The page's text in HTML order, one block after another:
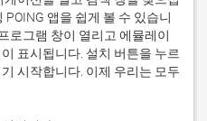
앱을 쉽게 볼 수 있습니
로그램 창이 열리고 에뮬레이
표시됩니다. 설치 버튼을 누르
시작합니다. 이제 우리는 모두